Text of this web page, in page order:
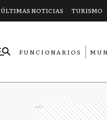
ÚLTIMAS NOTICIAS TURISMO
FUNCIONARIOS
Ads